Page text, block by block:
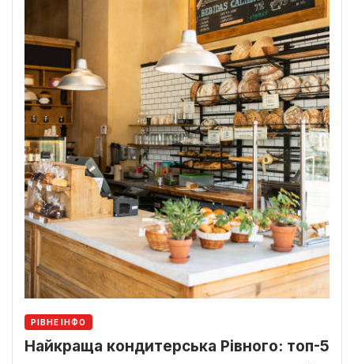
РІВНЕ ІНФО
Найкраща кондитерська Рівного: топ-5